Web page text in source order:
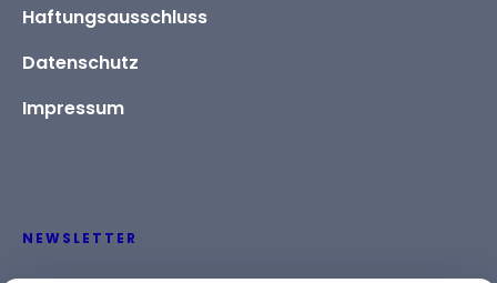
Haftungsausschluss
Datenschutz
Impressum
NEWSLETTER